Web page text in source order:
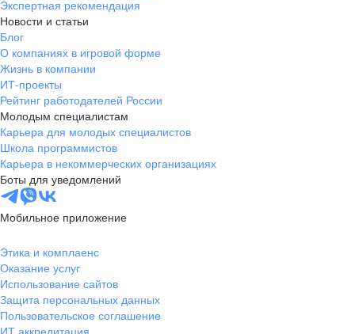
Экспертная рекомендация
Новости и статьи
Блог
О компаниях в игровой форме
Жизнь в компании
ИТ-проекты
Рейтинг работодателей России
Молодым специалистам
Карьера для молодых специалистов
Школа программистов
Карьера в некоммерческих организациях
Боты для уведомлений
Мобильное приложение
Этика и комплаенс
Оказание услуг
Использование сайтов
Защита персональных данных
Пользовательское соглашение